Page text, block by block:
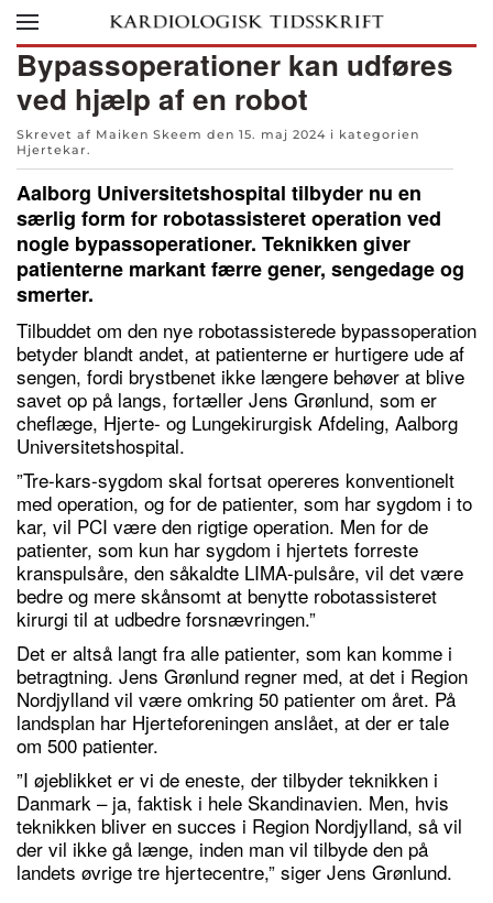
Skip to main content
Bypassoperationer kan udføres
ved hjælp af en robot
Skrevet af Maiken Skeem den 15. maj 2024 i kategorien
Hjertekar.
Aalborg Universitetshospital tilbyder nu en
særlig form for robotassisteret operation ved
nogle bypassoperationer. Teknikken giver
patienterne markant færre gener, sengedage og
smerter.
Tilbuddet om den nye robotassisterede bypassoperation
betyder blandt andet, at patienterne er hurtigere ude af
sengen, fordi brystbenet ikke længere behøver at blive
savet op på langs, fortæller Jens Grønlund, som er
cheflæge, Hjerte- og Lungekirurgisk Afdeling, Aalborg
Universitetshospital.
”Tre-kars-sygdom skal fortsat opereres konventionelt
med operation, og for de patienter, som har sygdom i to
kar, vil PCI være den rigtige operation. Men for de
patienter, som kun har sygdom i hjertets forreste
kranspulsåre, den såkaldte LIMA-pulsåre, vil det være
bedre og mere skånsomt at benytte robotassisteret
kirurgi til at udbedre forsnævringen.”
Det er altså langt fra alle patienter, som kan komme i
betragtning. Jens Grønlund regner med, at det i Region
Nordjylland vil være omkring 50 patienter om året. På
landsplan har Hjerteforeningen anslået, at der er tale
om 500 patienter.
”I øjeblikket er vi de eneste, der tilbyder teknikken i
Danmark – ja, faktisk i hele Skandinavien. Men, hvis
teknikken bliver en succes i Region Nordjylland, så vil
der vil ikke gå længe, inden man vil tilbyde den på
landets øvrige tre hjertecentre,” siger Jens Grønlund.